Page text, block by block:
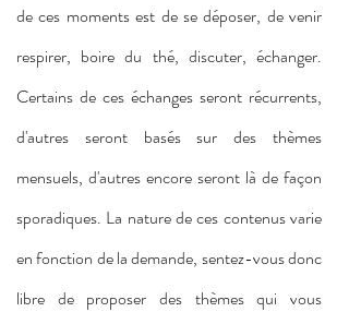
de ces moments est de se déposer, de venir
respirer, boire du thé, discuter, échanger.
Certains de ces échanges seront récurrents,
d'autres seront basés sur des thèmes
mensuels, d'autres encore seront là de façon
sporadiques. La nature de ces contenus varie
en fonction de la demande, sentez-vous donc
libre de proposer des thèmes qui vous